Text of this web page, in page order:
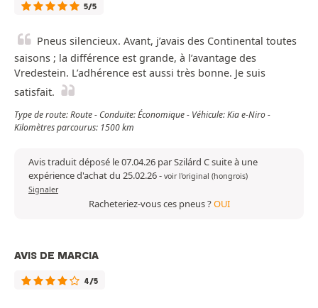
5/5
Pneus silencieux. Avant, j’avais des Continental toutes
saisons ; la différence est grande, à l’avantage des
Vredestein. L’adhérence est aussi très bonne. Je suis
satisfait.
Type de route: Route - Conduite: Économique - Véhicule: Kia e-Niro -
Kilomètres parcourus: 1500 km
Avis traduit déposé le 07.04.26 par Szilárd C suite à une
expérience d'achat du 25.02.26- voir l'original (hongrois)
Signaler
Racheteriez-vous ces pneus ?OUI
AVIS DE MARCIA
4/5